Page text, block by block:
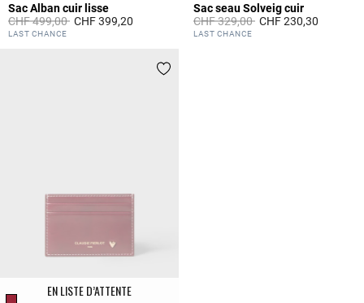
Sac Alban cuir lisse
Prix réduit à partir de
CHF 499,00àCHF 399,20
3.5 out of 5 Customer Rating
LAST CHANCE
Sac seau Solveig cuir
Prix réduit à partir de
CHF 329,00àCHF 230,30
5 out of 5 Customer Rating
LAST CHANCE
EN LISTE D’ATTENTE